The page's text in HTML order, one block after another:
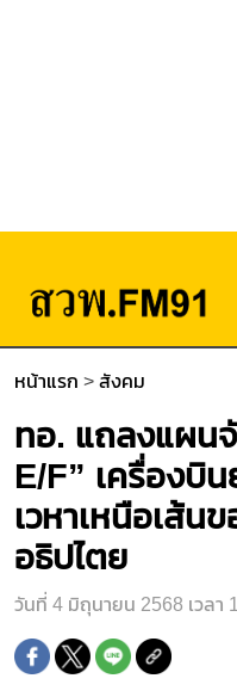
หน้าแรก > สังคม
ทอ. แถลงแผน
E/F” เครื่องบิ
เวหาเหนือเส้
อธิปไตย
วันที่ 4 มิถุนายน 2568 เวลา